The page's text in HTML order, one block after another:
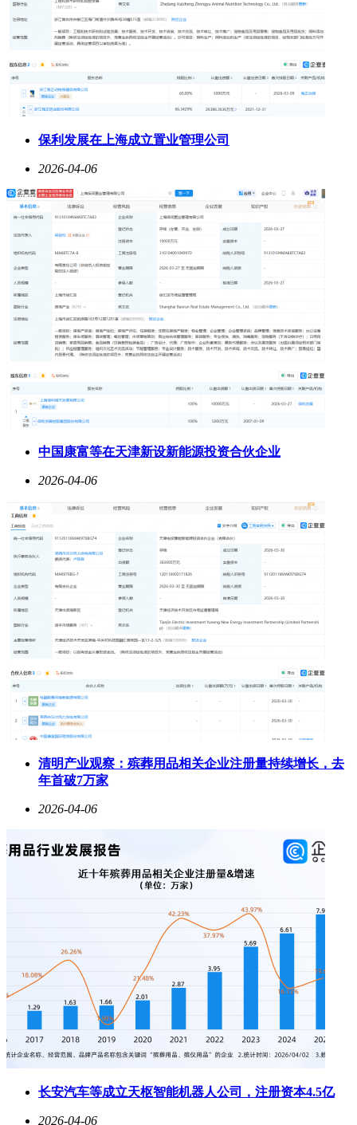
保利发展在上海成立置业管理公司
2026-04-06
中国康富等在天津新设新能源投资合伙企业
2026-04-06
清明产业观察：殡葬用品相关企业注册量持续增长，去
年首破7万家
2026-04-06
长安汽车等成立天枢智能机器人公司，注册资本4.5亿
2026-04-06